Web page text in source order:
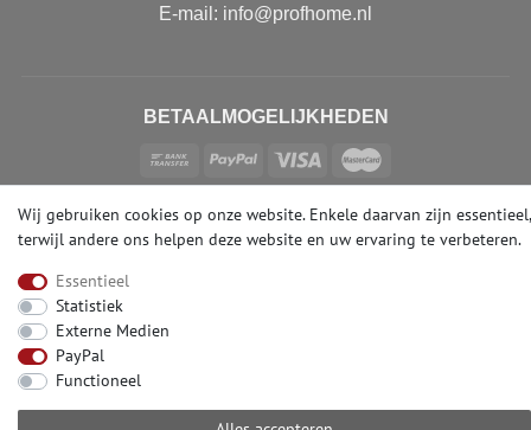
E-mail: info@profhome.nl
BETAALMOGELIJKHEDEN
SOCIALE MEDIA
Wij gebruiken cookies op onze website. Enkele daarvan zijn essentieel,
terwijl andere ons helpen deze website en uw ervaring te verbeteren.
Essentieel
Statistiek
Externe Medien
PayPal
Functioneel